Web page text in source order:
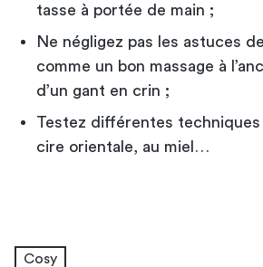
tasse à portée de main ;
Ne négligez pas les astuces
comme un bon massage à
d’un gant en crin ;
Testez différentes techniques
cire orientale, au miel…
Cosy